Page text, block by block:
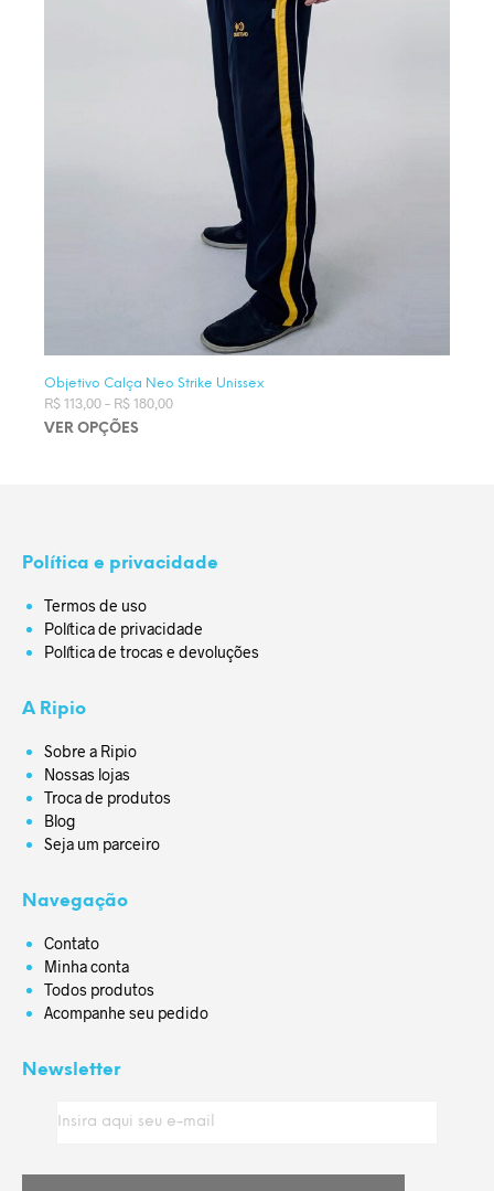
Objetivo Calça Neo Strike Unissex
R$113,00– R$180,00Faixa de preço: R$ 113,00 através R$ 180,00
VER OPÇÕES
Política e privacidade
Termos de uso
Política de privacidade
Política de trocas e devoluções
A Ripio
Sobre a Ripio
Nossas lojas
Troca de produtos
Blog
Seja um parceiro
Navegação
Contato
Minha conta
Todos produtos
Acompanhe seu pedido
Newsletter